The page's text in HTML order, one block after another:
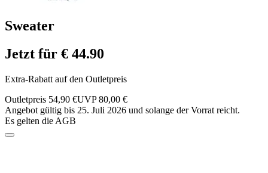
Sweater
Jetzt für € 44.90
Extra-Rabatt auf den Outletpreis
Outletpreis 54,90 €UVP 80,00 €
Angebot gültig bis 25. Juli 2026 und solange der Vorrat reicht.
Es gelten die AGB